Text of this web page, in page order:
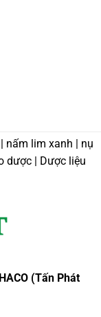
nấm lim xanh | nụ
dược | Dược liệu
(Tấn Phát